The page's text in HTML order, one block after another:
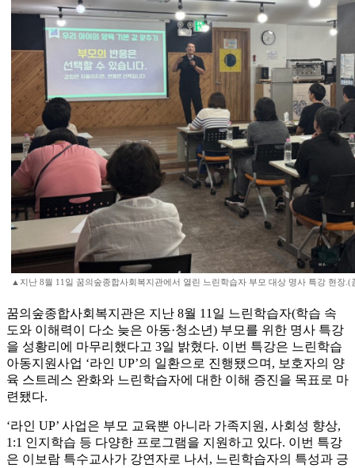
▲지난 8월 11일 꿈의숲종합사회복지관에서 열린 느린학습자 부모 대상 명사 특강 현장.(
꿈의숲종합사회복지관은 지난 8월 11일 느린학습자(학습 속
도와 이해력이 다소 늦은 아동·청소년) 부모를 위한 명사 특강
을 성황리에 마무리했다고 3일 밝혔다. 이번 특강은 느린학습
아동지원사업 ‘라인 UP’의 일환으로 진행됐으며, 보호자의 양
육 스트레스 완화와 느린학습자에 대한 이해 증진을 목표로 마
련됐다.
‘라인 UP’ 사업은 부모 교육뿐 아니라 가족지원, 사회성 향상,
1:1 인지학습 등 다양한 프로그램을 지원하고 있다. 이번 특강
은 이보람 특수교사가 강연자로 나서, 느린학습자의 특성과 긍